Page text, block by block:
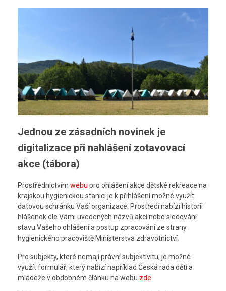
Jednou ze zásadních novinek je
digitalizace při nahlášení zotavovací
akce (tábora)
Prostřednictvím webu pro ohlášení akce dětské rekreace na
krajskou hygienickou stanici je k přihlášení možné využít
datovou schránku Vaší organizace. Prostředí nabízí historii
hlášenek dle Vámi uvedených názvů akcí nebo sledování
stavu Vašeho ohlášení a postup zpracování ze strany
hygienického pracoviště Ministerstva zdravotnictví.
Pro subjekty, které nemají právní subjektivitu, je možné
využít formulář, který nabízí například Česká rada dětí a
mládeže v obdobném článku na webu zde